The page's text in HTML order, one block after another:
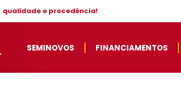
qualidade e procedência!
SEMINOVOS FINANCIAMENTOS